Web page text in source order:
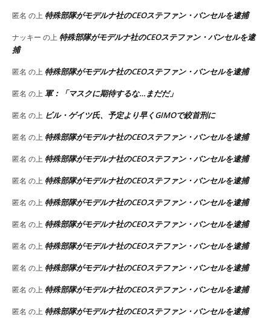
匿名 の上特殊部隊がモデルナ社のCEOステファン・バンセルを逮捕
ナッキー の上特殊部隊がモデルナ社のCEOステファン・バンセルを逮
捕
匿名 の上特殊部隊がモデルナ社のCEOステファン・バンセルを逮捕
匿名 の上軍：「マスクに期待するな…まだだ」
匿名 の上 ビル・ゲイツ氏、予定より早くGIMOで絞首刑に
匿名 の上特殊部隊がモデルナ社のCEOステファン・バンセルを逮捕
匿名 の上特殊部隊がモデルナ社のCEOステファン・バンセルを逮捕
匿名 の上特殊部隊がモデルナ社のCEOステファン・バンセルを逮捕
匿名 の上特殊部隊がモデルナ社のCEOステファン・バンセルを逮捕
匿名 の上特殊部隊がモデルナ社のCEOステファン・バンセルを逮捕
匿名 の上特殊部隊がモデルナ社のCEOステファン・バンセルを逮捕
匿名 の上特殊部隊がモデルナ社のCEOステファン・バンセルを逮捕
匿名 の上特殊部隊がモデルナ社のCEOステファン・バンセルを逮捕
匿名 の上特殊部隊がモデルナ社のCEOステファン・バンセルを逮捕